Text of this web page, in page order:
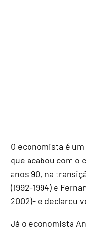
O economista é
que acabou com o
anos 90, na
(1992-1994) e
2002)- e declarou
Já o economista